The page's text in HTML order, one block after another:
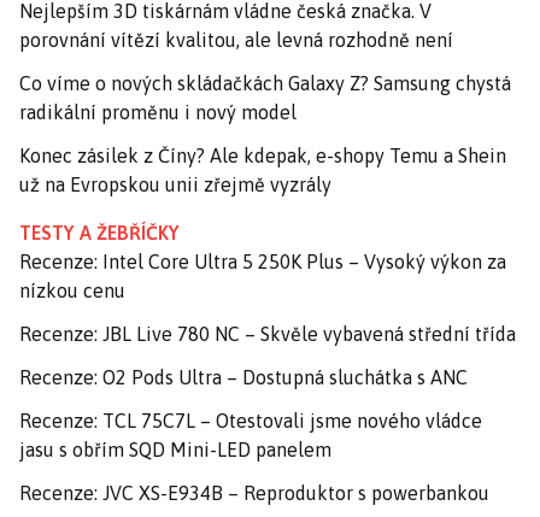
Nejlepším 3D tiskárnám vládne česká značka. V
porovnání vítězí kvalitou, ale levná rozhodně není
Co víme o nových skládačkách Galaxy Z? Samsung chystá
radikální proměnu i nový model
Konec zásilek z Číny? Ale kdepak, e-shopy Temu a Shein
už na Evropskou unii zřejmě vyzrály
TESTY A ŽEBŘÍČKY
Recenze: Intel Core Ultra 5 250K Plus – Vysoký výkon za
nízkou cenu
Recenze: JBL Live 780 NC – Skvěle vybavená střední třída
Recenze: O2 Pods Ultra – Dostupná sluchátka s ANC
Recenze: TCL 75C7L – Otestovali jsme nového vládce
jasu s obřím SQD Mini-LED panelem
Recenze: JVC XS-E934B – Reproduktor s powerbankou